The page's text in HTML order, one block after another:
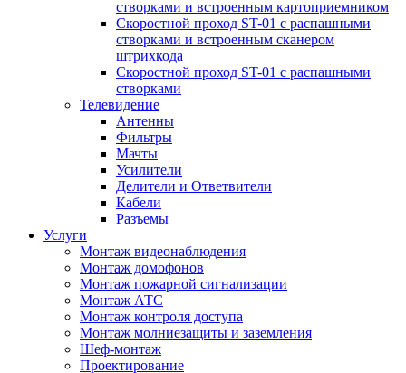
створками и встроенным картоприемником
Скоростной проход ST-01 с распашными
створками и встроенным сканером
штрихкода
Скоростной проход ST-01 с распашными
створками
Телевидение
Антенны
Фильтры
Мачты
Усилители
Делители и Ответвители
Кабели
Разъемы
Услуги
Монтаж видеонаблюдения
Монтаж домофонов
Монтаж пожарной сигнализации
Монтаж АТС
Монтаж контроля доступа
Монтаж молниезащиты и заземления
Шеф-монтаж
Проектирование